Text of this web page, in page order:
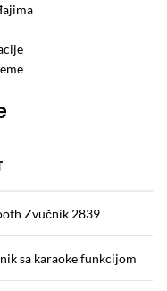
Zvučnik 2839
sa karaoke funkcijom